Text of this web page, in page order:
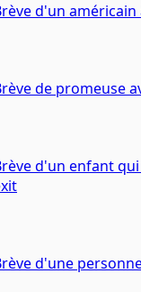
d'un américain
de promeuse
d'un enfant
d'une